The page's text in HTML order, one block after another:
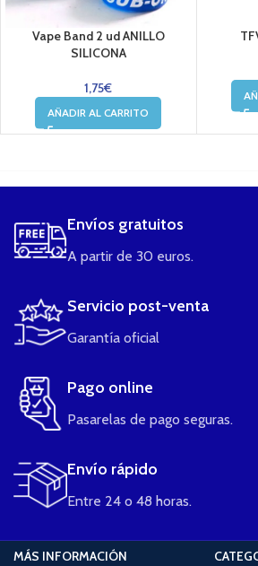
Vape Band 2 ud ANILLO
SILICONA
1,75€
AÑADIR AL CARRITO
Envíos gratuitos
A partir de 30 euros.
Servicio post-venta
Garantía oficial
Pago online
Pasarelas de pago seguras.
Envío rápido
Entre 24 o 48 horas.
MÁS INFORMACIÓN